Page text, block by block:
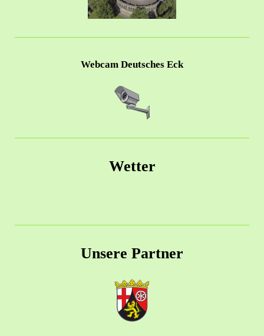
Webcam Deutsches Eck
Wetter
Unsere Partner